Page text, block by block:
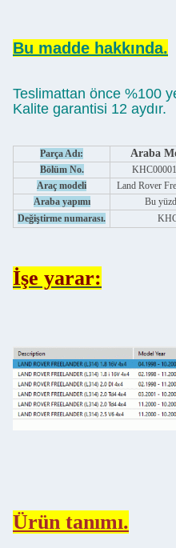
Bu madde hakkında.
Teslimattan önce %100
Kalite garantisi 12 aydır.
Parça Adı: Araba
Bölüm No.
Araç modeli Land Rover
Araba yapımı Bu
Değiştirme numarası.
İşe yarar:
Ürün tanımı.